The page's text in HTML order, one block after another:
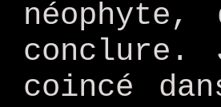
conclure.
coincé